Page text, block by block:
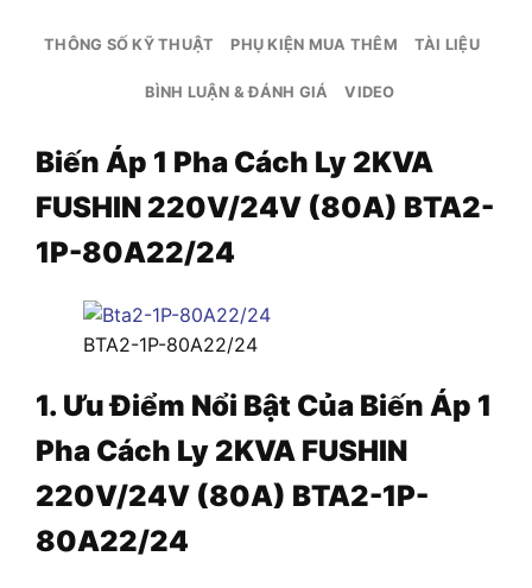
THÔNG SỐ KỸ THUẬT PHỤ KIỆN MUA THÊM TÀI LIỆU
BÌNH LUẬN & ĐÁNH GIÁ VIDEO
Biến Áp 1 Pha Cách Ly 2KVA
FUSHIN 220V/24V (80A) BTA2-
1P-80A22/24
BTA2-1P-80A22/24
1. Ưu Điểm Nổi Bật Của Biến Áp 1
Pha Cách Ly 2KVA FUSHIN
220V/24V (80A) BTA2-1P-
80A22/24